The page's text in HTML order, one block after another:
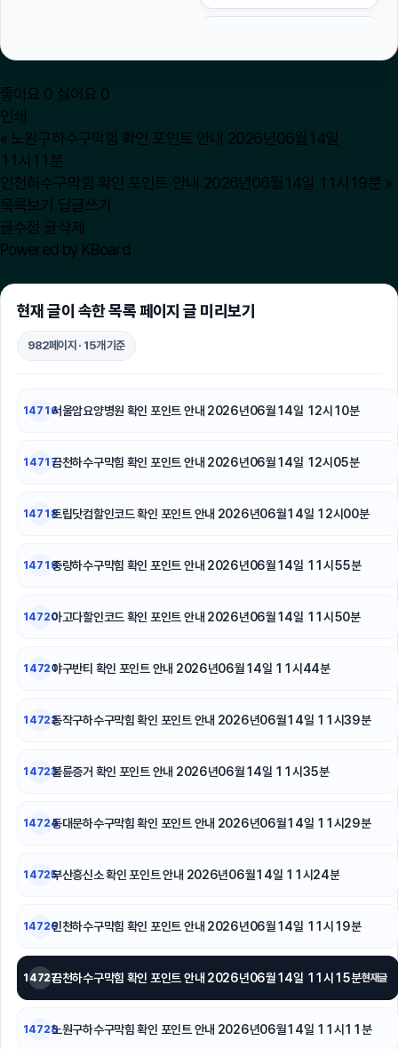
금천구하수구막힘
마포하수구막힘
중랑구하수구막힘
일산한의원
법인 장기렌트
이혼변호사
동대문구하수구막힘
좋아요 0 싫어요 0
인쇄
« 노원구하수구막힘 확인 포인트 안내 2026년06월14일
11시11분
인천하수구막힘 확인 포인트 안내 2026년06월14일 11시19분 »
목록보기
답글쓰기
글수정 글삭제
Powered by KBoard
현재 글이 속한 목록 페이지 글 미리보기
982페이지 · 15개 기준
14716서울암요양병원 확인 포인트 안내 2026년06월14일 12시10분
14717금천하수구막힘 확인 포인트 안내 2026년06월14일 12시05분
14718트립닷컴할인코드 확인 포인트 안내 2026년06월14일 12시00분
14719중랑하수구막힘 확인 포인트 안내 2026년06월14일 11시55분
14720아고다할인코드 확인 포인트 안내 2026년06월14일 11시50분
14721야구반티 확인 포인트 안내 2026년06월14일 11시44분
14722동작구하수구막힘 확인 포인트 안내 2026년06월14일 11시39분
14723불륜증거 확인 포인트 안내 2026년06월14일 11시35분
14724동대문하수구막힘 확인 포인트 안내 2026년06월14일 11시29분
14725부산흥신소 확인 포인트 안내 2026년06월14일 11시24분
14726인천하수구막힘 확인 포인트 안내 2026년06월14일 11시19분
14727금천하수구막힘 확인 포인트 안내 2026년06월14일 11시15분현재글
14728노원구하수구막힘 확인 포인트 안내 2026년06월14일 11시11분